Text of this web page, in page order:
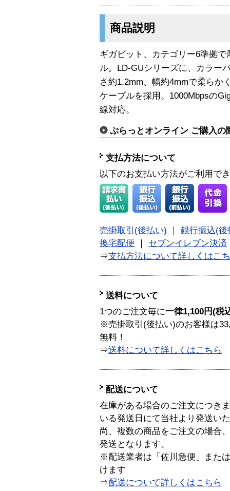
商品説明
ギガビット、カテゴリー6準拠
ル。LD-GUシリーズに、カラー
さ約1.2mm、幅約4mmで柔らか
ケーブルを採用。1000Mbpsの
線対応。
ぷらっとオンライン ご購入の
支払方法について
以下のお支払い方法がご利用で
売掛取引(後払い)
銀行振込(後
換宅配便
セブンイレブン決済
⇒支払方法について詳しくはこ
送料について
1つのご注文毎に一律1,100円(税
※売掛取引(後払い)のお客様は
無料！
⇒送料について詳しくはこちら
配送について
在庫がある場合のご注文につき
いる発送日にて当社より発送い
尚、複数の商品をご注文の場合
発送となります。
※配送業者は「佐川急便」また
けます
⇒配送について詳しくはこちら